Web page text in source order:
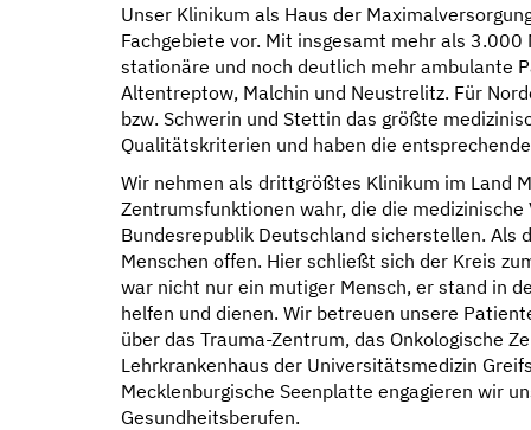
Unser Klinikum als Haus der
Fachgebiete vor. Mit insgesamt mehr als
stationäre und noch deutlich mehr ambulante
Altentreptow, Malchin und Neustrelitz. Für
bzw. Schwerin und Stettin das größte
Qualitätskriterien und haben die
Wir nehmen als drittgrößtes Klinikum im Land
Zentrumsfunktionen wahr, die die
Bundesrepublik Deutschland sicherstellen. Als
Menschen offen. Hier schließt sich der Kreis
war nicht nur ein mutiger Mensch, er stand in
helfen und dienen. Wir betreuen unsere
über das Trauma-Zentrum, das Onkologische
Lehrkrankenhaus der Universitätsmedizin
Mecklenburgische Seenplatte engagieren wir
Gesundheitsberufen.